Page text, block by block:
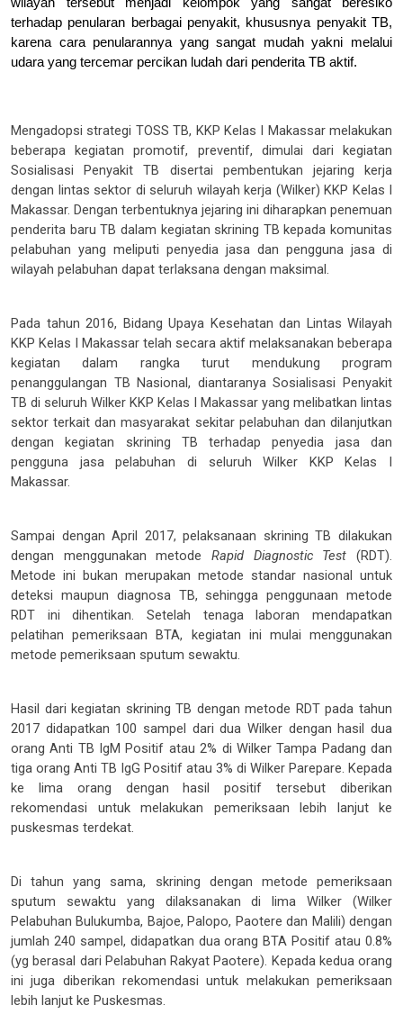
wilayah tersebut menjadi kelompok yang sangat beresiko
terhadap penularan berbagai penyakit, khususnya penyakit TB,
karena cara penularannya yang sangat mudah yakni melalui
udara yang tercemar percikan ludah dari penderita TB aktif.
Mengadopsi strategi TOSS TB, KKP Kelas I Makassar melakukan
beberapa kegiatan promotif, preventif, dimulai dari kegiatan
Sosialisasi Penyakit TB disertai pembentukan jejaring kerja
dengan lintas sektor di seluruh wilayah kerja (Wilker) KKP Kelas I
Makassar. Dengan terbentuknya jejaring ini diharapkan penemuan
penderita baru TB dalam kegiatan skrining TB kepada komunitas
pelabuhan yang meliputi penyedia jasa dan pengguna jasa di
wilayah pelabuhan dapat terlaksana dengan maksimal.
Pada tahun 2016, Bidang Upaya Kesehatan dan Lintas Wilayah
KKP Kelas I Makassar telah secara aktif melaksanakan beberapa
kegiatan dalam rangka turut mendukung program
penanggulangan TB Nasional, diantaranya Sosialisasi Penyakit
TB di seluruh Wilker KKP Kelas I Makassar yang melibatkan lintas
sektor terkait dan masyarakat sekitar pelabuhan dan dilanjutkan
dengan kegiatan skrining TB terhadap penyedia jasa dan
pengguna jasa pelabuhan di seluruh Wilker KKP Kelas I
Makassar.
Sampai dengan April 2017, pelaksanaan skrining TB dilakukan
dengan menggunakan metode Rapid Diagnostic Test (RDT).
Metode ini bukan merupakan metode standar nasional untuk
deteksi maupun diagnosa TB, sehingga penggunaan metode
RDT ini dihentikan. Setelah tenaga laboran mendapatkan
pelatihan pemeriksaan BTA, kegiatan ini mulai menggunakan
metode pemeriksaan sputum sewaktu.
Hasil dari kegiatan skrining TB dengan metode RDT pada tahun
2017 didapatkan 100 sampel dari dua Wilker dengan hasil dua
orang Anti TB IgM Positif atau 2% di Wilker Tampa Padang dan
tiga orang Anti TB IgG Positif atau 3% di Wilker Parepare. Kepada
ke lima orang dengan hasil positif tersebut diberikan
rekomendasi untuk melakukan pemeriksaan lebih lanjut ke
puskesmas terdekat.
Di tahun yang sama, skrining dengan metode pemeriksaan
sputum sewaktu yang dilaksanakan di lima Wilker (Wilker
Pelabuhan Bulukumba, Bajoe, Palopo, Paotere dan Malili) dengan
jumlah 240 sampel, didapatkan dua orang BTA Positif atau 0.8%
(yg berasal dari Pelabuhan Rakyat Paotere). Kepada kedua orang
ini juga diberikan rekomendasi untuk melakukan pemeriksaan
lebih lanjut ke Puskesmas.